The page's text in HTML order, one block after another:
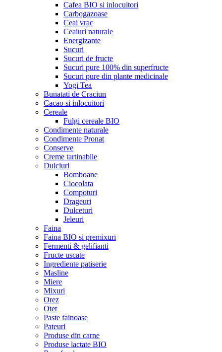
Cafea BIO si inlocuitori
Carbogazoase
Ceai vrac
Ceaiuri naturale
Energizante
Sucuri
Sucuri de fructe
Sucuri pure 100% din superfructe
Sucuri pure din plante medicinale
Yogi Tea
Bunatati de Craciun
Cacao si inlocuitori
Cereale
Fulgi cereale BIO
Condimente naturale
Condimente Pronat
Conserve
Creme tartinabile
Dulciuri
Bomboane
Ciocolata
Compoturi
Drageuri
Dulceturi
Jeleuri
Faina
Faina BIO si premixuri
Fermenti & gelifianti
Fructe uscate
Ingrediente patiserie
Masline
Miere
Mixuri
Orez
Otet
Paste fainoase
Pateuri
Produse din carne
Produse lactate BIO